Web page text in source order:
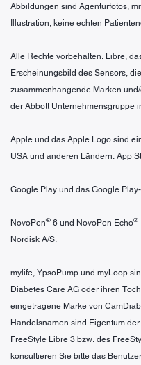
Abbildungen sind Agenturfotos,
Illustration, keine echten
Alle Rechte vorbehalten. Libre,
Erscheinungsbild des Sensors,
zusammenhängende Marken
der Abbott Unternehmensgruppe
Apple und das Apple Logo sind
USA und anderen Ländern. App
Google Play und das Google
NovoPen® 6 und NovoPen Echo®
Nordisk A/S.
mylife, YpsoPump und myLoop
Diabetes Care AG oder ihren
eingetragene Marke von
Handelsnamen sind Eigentum
FreeStyle Libre 3 bzw. des
konsultieren Sie bitte das